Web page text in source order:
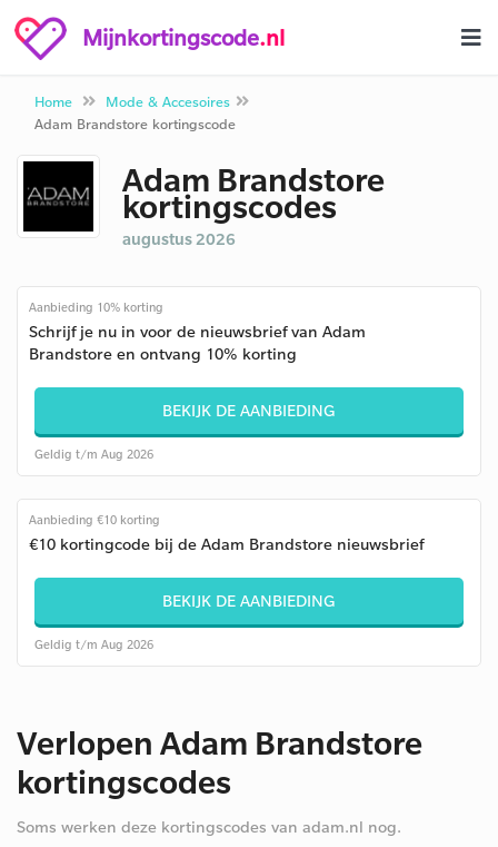
Mijnkortingscode.nl
Home
Mode & Accesoires
Adam Brandstore kortingscode
Adam Brandstore
kortingscodes
augustus 2026
Aanbieding 10% korting
Schrijf je nu in voor de nieuwsbrief van Adam
Brandstore en ontvang 10% korting
BEKIJK DE AANBIEDING
Geldig t/m Aug 2026
Aanbieding €10 korting
€10 kortingcode bij de Adam Brandstore nieuwsbrief
BEKIJK DE AANBIEDING
Geldig t/m Aug 2026
Verlopen Adam Brandstore
kortingscodes
Soms werken deze kortingscodes van adam.nl nog.